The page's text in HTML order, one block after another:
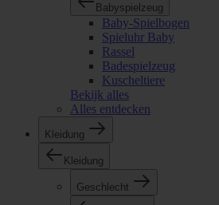
Babyspielzeug
Baby-Spielbogen
Spieluhr Baby
Rassel
Badespielzeug
Kuscheltiere
Bekijk alles
Alles entdecken
Kleidung
Kleidung
Geschlecht